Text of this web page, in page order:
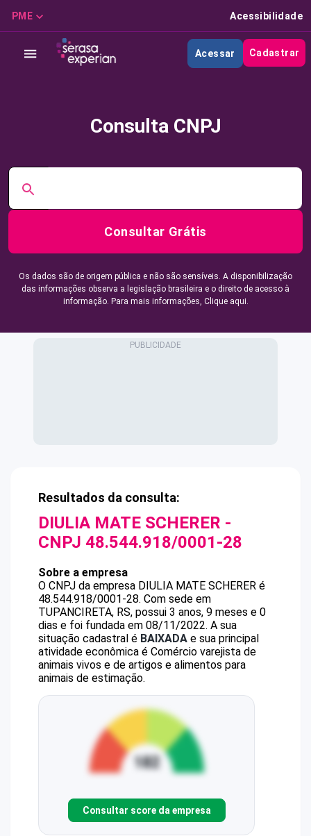
PME Acessibilidade
Acessar Cadastrar
Consulta CNPJ
Consultar Grátis
Os dados são de origem pública e não são sensíveis. A disponibilização
das informações observa a legislação brasileira e o direito de acesso à
informação. Para mais informações, Clique aqui.
Resultados da consulta:
DIULIA MATE SCHERER -
CNPJ 48.544.918/0001-28
Sobre a empresa
O CNPJ da empresa DIULIA MATE SCHERER é
48.544.918/0001-28. Com sede em
TUPANCIRETA, RS, possui 3 anos, 9 meses e 0
dias e foi fundada em 08/11/2022. A sua
situação cadastral é BAIXADA e sua principal
atividade econômica é Comércio varejista de
animais vivos e de artigos e alimentos para
animais de estimação.
Consultar score da empresa